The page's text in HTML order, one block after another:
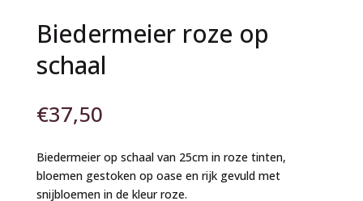
Biedermeier roze op
schaal
€37,50
Biedermeier op schaal van 25cm in roze tinten,
bloemen gestoken op oase en rijk gevuld met
snijbloemen in de kleur roze.